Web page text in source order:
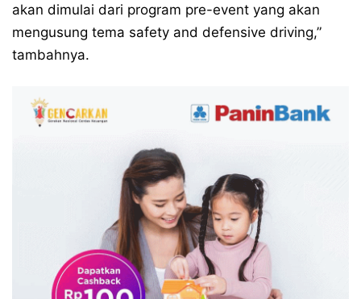
akan dimulai dari program pre-event yang akan
mengusung tema safety and defensive driving,”
tambahnya.